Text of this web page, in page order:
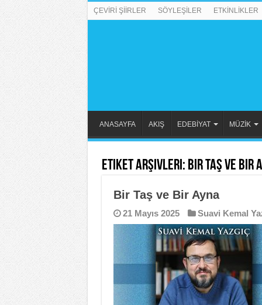
ÇEVİRİ ŞİİRLER SÖYLEŞİLER ETKİNLİKLER
ANASAYFA AKIŞ EDEBİYAT MÜZİK
Etiket Arşivleri: Bir Taş ve Bir
Bir Taş ve Bir Ayna
21 Mayıs 2025 Suavi Kemal